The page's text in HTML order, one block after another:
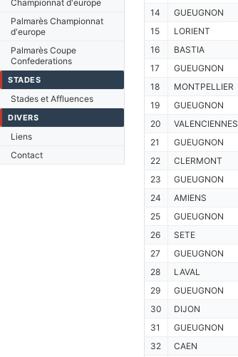
Championnat d'europe
Palmarès Championnat
d'europe
Palmarès Coupe
Confederations
STADES
Stades et Affluences
DIVERS
Liens
Contact
14
GUEUGNON
15
LORIENT
16
BASTIA
17
GUEUGNON
18
MONTPELLIER
19
GUEUGNON
20
VALENCIENNES
21
GUEUGNON
22
CLERMONT
23
GUEUGNON
24
AMIENS
25
GUEUGNON
26
SETE
27
GUEUGNON
28
LAVAL
29
GUEUGNON
30
DIJON
31
GUEUGNON
32
CAEN